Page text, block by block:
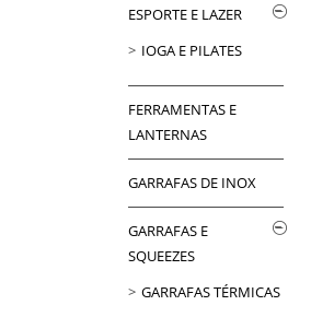
ESPORTE E LAZER
IOGA E PILATES
FERRAMENTAS E
LANTERNAS
GARRAFAS DE INOX
GARRAFAS E
SQUEEZES
GARRAFAS TÉRMICAS